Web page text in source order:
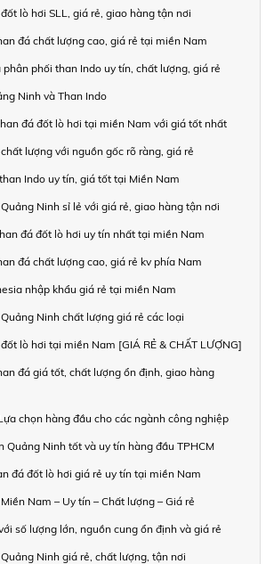
lò hơi SLL, giá rẻ, giao hàng tận nơi
đá chất lượng cao, giá rẻ tại miền Nam
phối than Indo uy tín, chất lượng, giá rẻ
Ninh và Than Indo
đá đốt lò hơi tại miền Nam với giá tốt nhất
lượng với nguồn gốc rõ ràng, giá rẻ
Indo uy tín, giá tốt tại Miền Nam
Ninh sỉ lẻ với giá rẻ, giao hàng tận nơi
đá đốt lò hơi uy tín nhất tại miền Nam
đá chất lượng cao, giá rẻ kv phía Nam
nhập khẩu giá rẻ tại miền Nam
Ninh chất lượng giá rẻ các loại
lò hơi tại miền Nam [GIÁ RẺ & CHẤT LƯỢNG]
đá giá tốt, chất lượng ổn định, giao hàng
chọn hàng đầu cho các ngành công nghiệp
Quảng Ninh tốt và uy tín hàng đầu TPHCM
đá đốt lò hơi giá rẻ uy tín tại miền Nam
Nam – Uy tín – Chất lượng – Giá rẻ
số lượng lớn, nguồn cung ổn định và giá rẻ
Ninh giá rẻ, chất lượng, tận nơi